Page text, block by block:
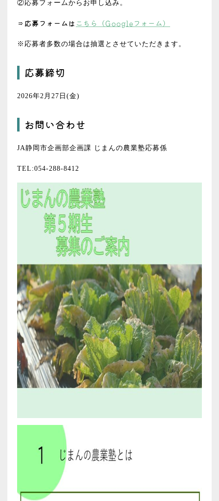
②応募フォームからお申し込み。
⇒応募フォームは こちら（Googleフォーム）
※応募者多数の場合は抽選とさせていただきます。
応募締切
2026年2月27日(金)
お問い合わせ
JA静岡市企画部企画課 じまんの農業塾応募係
TEL:054-288-8412